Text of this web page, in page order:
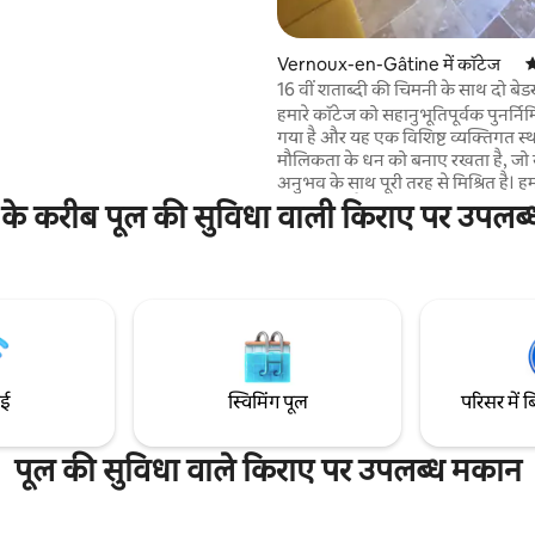
Vernoux-en-Gâtine में कॉटेज
16 वीं शताब्दी की चिमनी के साथ दो
हमारे कॉटेज को सहानुभूतिपूर्वक
गया है और यह एक विशिष्ट व्यक्तिगत
मौलिकता के धन को बनाए रखता है,
अनुभव के साथ पूरी तरह से मिश्रित है। हम दो डबल
बेडरूम और गैलेरी उतरने वाले क्षेत्र में
सोफा - बेड के साथ 6 का स्वागत कर सकते
अनुपयुक्त।
के करीब पूल की सुविधा वाली किराए पर
स्विमिंग पूल परिसर में
पूल की सुविधा वाले किराए पर उपलब्ध मकान